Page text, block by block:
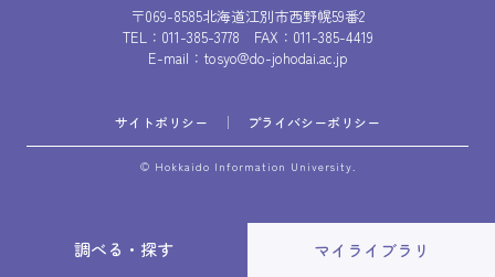
マイライブラリ
調べる・探す
〒069-8585北海道江別市西野幌59番2
TEL： 011-385-3778 FAX：011-385-4419
E-mail： tosyo@do-johodai.ac.jp
サイトポリシー プライバシーポリシー
© Hokkaido Information University.